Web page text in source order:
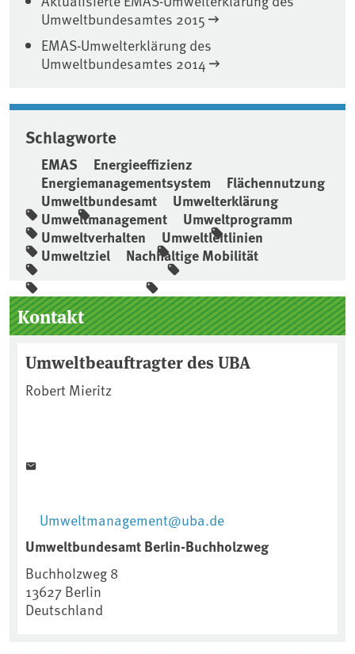
Umweltbundesamtes 2015
EMAS-Umwelterklärung des
Umweltbundesamtes 2014
Schlagworte
EMAS
Energieeffizienz
Energiemanagementsystem
Flächennutzung
Umweltbundesamt
Umwelterklärung
Umweltmanagement
Umweltprogramm
Umweltverhalten
Umweltleitlinien
Umweltziel
Nachhaltige Mobilität
Seitenleiste
Kontakt
Umweltbeauftragter des UBA
Robert Mieritz
Umweltmanagement@uba.de
Umweltbundesamt Berlin-Buchholzweg
Buchholzweg 8
13627 Berlin
Deutschland